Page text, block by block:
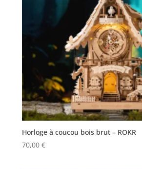
Horloge à coucou bois brut – ROKR
70,00 €